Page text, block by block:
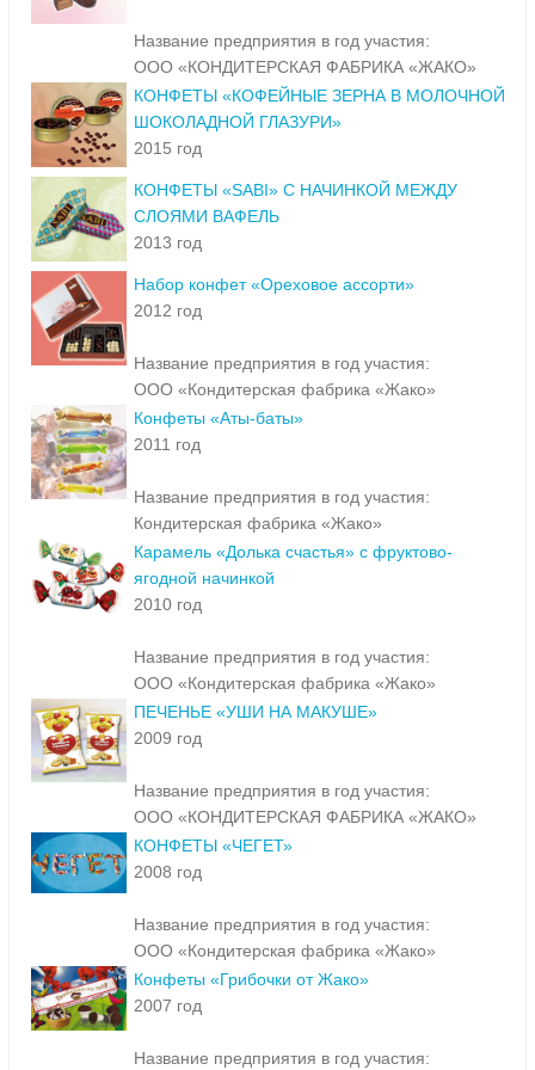
Название предприятия в год участия:
ООО «КОНДИТЕРСКАЯ ФАБРИКА «ЖАКО»
КОНФЕТЫ «КОФЕЙНЫЕ ЗЕРНА В МОЛОЧНОЙ
ШОКОЛАДНОЙ ГЛАЗУРИ»
2015 год
КОНФЕТЫ «SABI» С НАЧИНКОЙ МЕЖДУ
СЛОЯМИ ВАФЕЛЬ
2013 год
Набор конфет «Ореховое ассорти»
2012 год
Название предприятия в год участия:
ООО «Кондитерская фабрика «Жако»
Конфеты «Аты-баты»
2011 год
Название предприятия в год участия:
Кондитерская фабрика «Жако»
Карамель «Долька счастья» с фруктово-
ягодной начинкой
2010 год
Название предприятия в год участия:
ООО «Кондитерская фабрика «Жако»
ПЕЧЕНЬЕ «УШИ НА МАКУШЕ»
2009 год
Название предприятия в год участия:
ООО «КОНДИТЕРСКАЯ ФАБРИКА «ЖАКО»
КОНФЕТЫ «ЧЕГЕТ»
2008 год
Название предприятия в год участия:
ООО «Кондитерская фабрика «Жако»
Конфеты «Грибочки от Жако»
2007 год
Название предприятия в год участия: